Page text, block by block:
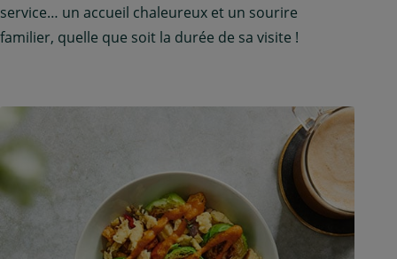
service… un accueil chaleureux et un sourire
familier, quelle que soit la durée de sa visite !